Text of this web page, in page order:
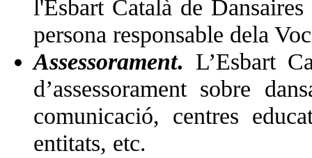
l'Esbart Català de
persona responsable dela
Assessorament. L’Esbart
d’assessorament sobre
comunicació, centres
entitats, etc.